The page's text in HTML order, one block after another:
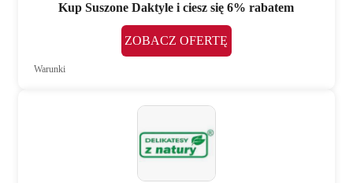
Kup Suszone Daktyle i ciesz się 6% rabatem
ZOBACZ OFERTĘ
Warunki